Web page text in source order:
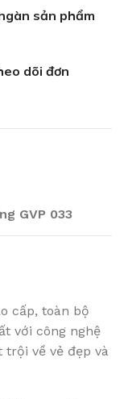
sản phẩm
dõi đơn
GVP 033
cấp, toàn bộ
với công nghệ
trội về vẻ đẹp và